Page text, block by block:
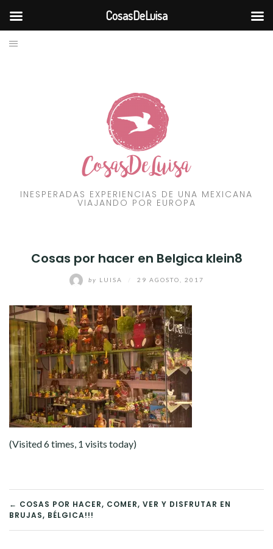
Skip
INESPERADAS EXPERIENCIAS DE UNA MEXICANA
VIAJANDO POR EUROPA
Cosas por hacer en Belgica klein8
by LUISA 29 AGOSTO, 2017
(Visited 6 times, 1 visits today)
NAVEGACIÓN
DE
← COSAS POR HACER, COMER, VER Y DISFRUTAR EN
BRUJAS, BÉLGICA!!!
CosasDeLuisa